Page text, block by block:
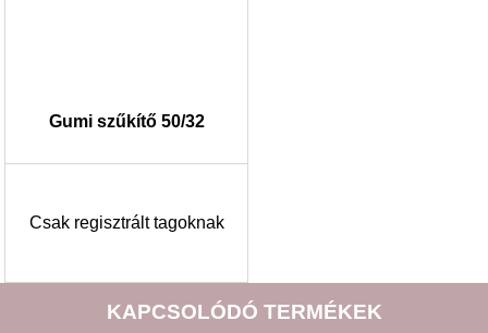
Gumi szűkítő 50/32
Csak regisztrált tagoknak
KAPCSOLÓDÓ TERMÉKEK